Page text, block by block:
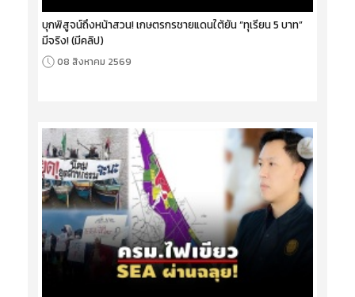
บุกพิสูจน์ถึงหน้าสวน! เกษตรกรชายแดนใต้ยัน “ทุเรียน 5 บาท”
มีจริง! (มีคลิป)
08 สิงหาคม 2569